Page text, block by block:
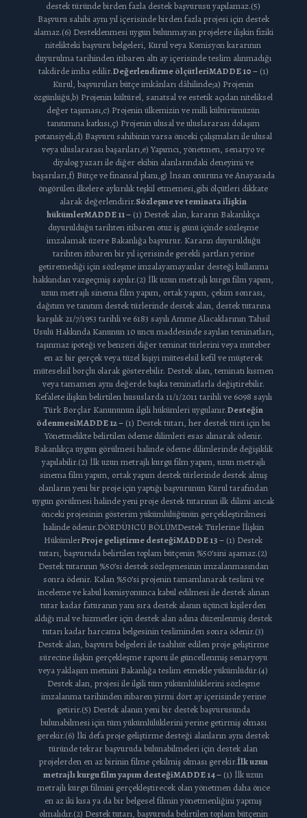
destek türünde birden fazla destek başvurusu yapılamaz.(5)
Başvuru sahibi aynı yıl içerisinde birden fazla projesi için destek
alamaz.(6) Desteklenmesi uygun bulunmayan projelere ilişkin fiziki
nitelikteki başvuru belgeleri, Kurul veya Komisyon kararının
duyurulma tarihinden itibaren altı ay içerisinde teslim alınmadığı
takdirde imha edilir.Değerlendirme ölçütleriMADDE 10 –(1)
Kurul, başvuruları bütçe imkânları dâhilinde;a) Projenin
özgünlüğü,b) Projenin kültürel, sanatsal ve estetik açıdan niteliksel
değer taşıması,c) Projenin ülkemizin ve milli kültürümüzün
tanıtımına katkısı,ç) Projenin ulusal ve uluslararası dolaşım
potansiyeli,d) Başvuru sahibinin varsa önceki çalışmaları ile ulusal
veya uluslararası başarıları,e) Yapımcı, yönetmen, senaryo ve
diyalog yazarı ile diğer ekibin alanlarındaki deneyimi ve
başarıları,f) Bütçe ve finansal planı,g) İnsan onuruna ve Anayasada
öngörülen ilkelere aykırılık teşkil etmemesi,gibi ölçütleri dikkate
alarak değerlendirir.Sözleşme ve teminata ilişkin
hükümlerMADDE 11 – (1) Destek alan, kararın Bakanlıkça
duyurulduğu tarihten itibaren otuz iş günü içinde sözleşme
imzalamak üzere Bakanlığa başvurur. Kararın duyurulduğu
tarihten itibaren bir yıl içerisinde gerekli şartları yerine
getiremediği için sözleşme imzalayamayanlar desteği kullanma
hakkından vazgeçmiş sayılır.(2) İlk uzun metrajlı kurgu film yapım,
uzun metrajlı sinema film yapım, ortak yapım, çekim sonrası,
dağıtım ve tanıtım destek türlerinde destek alan, destek tutarına
karşılık 21/7/1953 tarihli ve 6183 sayılı Amme Alacaklarının Tahsil
Usulü Hakkında Kanunun 10 uncu maddesinde sayılan teminatları,
taşınmaz ipoteği ve benzeri diğer teminat türlerini veya muteber
en az bir gerçek veya tüzel kişiyi müteselsil kefil ve müşterek
müteselsil borçlu olarak gösterebilir. Destek alan, teminatı kısmen
veya tamamen aynı değerde başka teminatlarla değiştirebilir.
Kefalete ilişkin belirtilen hususlarda 11/1/2011 tarihli ve 6098 sayılı
Türk Borçlar Kanununun ilgili hükümleri uygulanır.Desteğin
ödenmesiMADDE 12 – (1) Destek tutarı, her destek türü için bu
Yönetmelikte belirtilen ödeme dilimleri esas alınarak ödenir.
Bakanlıkça uygun görülmesi halinde ödeme dilimlerinde değişiklik
yapılabilir.(2) İlk uzun metrajlı kurgu film yapım, uzun metrajlı
sinema film yapım, ortak yapım destek türlerinde destek almış
olanların yeni bir proje için yaptığı başvurunun Kurul tarafından
uygun görülmesi halinde yeni proje destek tutarının ilk dilimi ancak
önceki projesinin gösterim yükümlülüğünün gerçekleştirilmesi
halinde ödenir.DÖRDÜNCÜ BÖLÜMDestek Türlerine İlişkin
HükümlerProje geliştirme desteğiMADDE 13 – (1) Destek
tutarı, başvuruda belirtilen toplam bütçenin %50’sini aşamaz.(2)
Destek tutarının %50’si destek sözleşmesinin imzalanmasından
sonra ödenir. Kalan %50’si projenin tamamlanarak teslimi ve
inceleme ve kabul komisyonunca kabul edilmesi ile destek alınan
tutar kadar faturanın yanı sıra destek alanın üçüncü kişilerden
aldığı mal ve hizmetler için destek alan adına düzenlenmiş destek
tutarı kadar harcama belgesinin tesliminden sonra ödenir.(3)
Destek alan, başvuru belgeleri ile taahhüt edilen proje geliştirme
sürecine ilişkin gerçekleşme raporu ile güncellenmiş senaryoyu
veya yaklaşım metnini Bakanlığa teslim etmekle yükümlüdür.(4)
Destek alan, projesi ile ilgili tüm yükümlülüklerini sözleşme
imzalanma tarihinden itibaren yirmi dört ay içerisinde yerine
getirir.(5) Destek alanın yeni bir destek başvurusunda
bulunabilmesi için tüm yükümlülüklerini yerine getirmiş olması
gerekir.(6) İki defa proje geliştirme desteği alanların aynı destek
türünde tekrar başvuruda bulunabilmeleri için destek alan
projelerden en az birinin filme çekilmiş olması gerekir.İlk uzun
metrajlı kurgu film yapım desteğiMADDE 14 – (1) İlk uzun
metrajlı kurgu filmini gerçekleştirecek olan yönetmen daha önce
en az iki kısa ya da bir belgesel filmin yönetmenliğini yapmış
olmalıdır.(2) Destek tutarı, başvuruda belirtilen toplam bütçenin